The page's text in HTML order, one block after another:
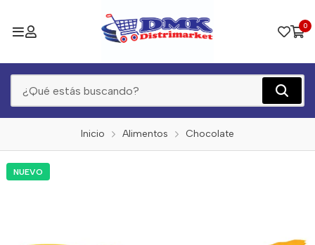
0
Inicio Alimentos Chocolate
NUEVO